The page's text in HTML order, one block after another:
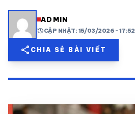
share mailADMIN
historyCẬP NHẬT: 15/03/2026 - 17:52
share CHIA SẺ BÀI VIẾT